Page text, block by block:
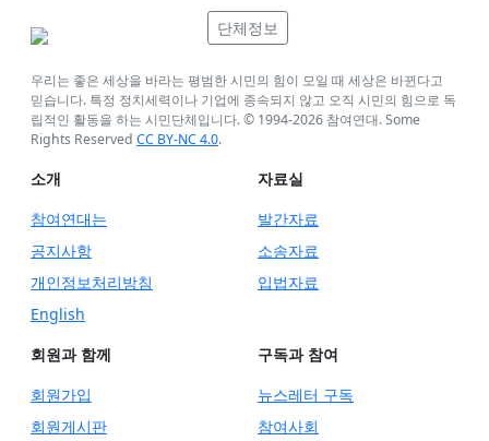
단체정보
우리는 좋은 세상을 바라는 평범한 시민의 힘이 모일 때 세상은 바뀐다고
믿습니다. 특정 정치세력이나 기업에 종속되지 않고 오직 시민의 힘으로 독
립적인 활동을 하는 시민단체입니다. © 1994-2026 참여연대. Some
Rights Reserved CC BY-NC 4.0.
소개
참여연대는
공지사항
개인정보처리방침
English
자료실
발간자료
소송자료
입법자료
회원과 함께
회원가입
회원게시판
구독과 참여
뉴스레터 구독
참여사회